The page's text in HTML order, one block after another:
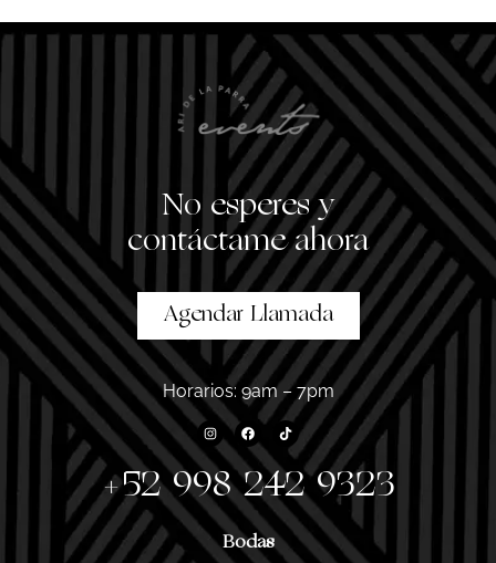
No esperes y
contáctame ahora
Agendar Llamada
Horarios: 9am – 7pm
+52 998 242 9323
Bodas